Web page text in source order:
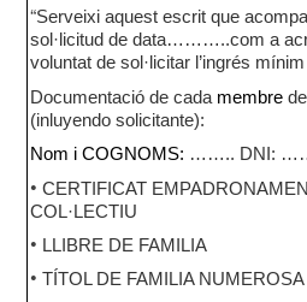
“Serveixi aquest escrit que
sol·licitud de data………..com a
voluntat de sol·licitar l’ingrés
Documentació de cada membre
(inluyendo solicitante):
Nom i COGNOMS: …….. DNI:
• CERTIFICAT
COL·LECTIU
• LLIBRE DE FAMILIA
• TÍTOL DE FAMILIA NUMEROSA